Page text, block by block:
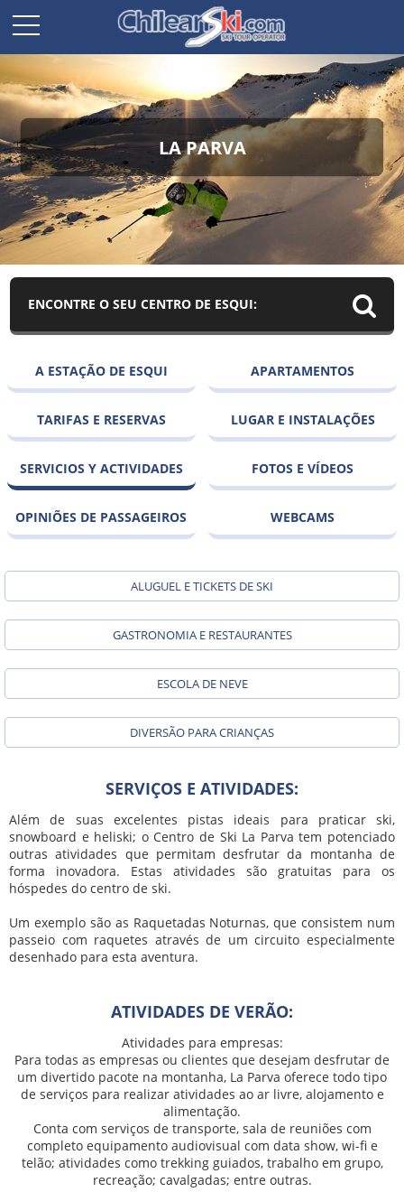
LA PARVA
ENCONTRE O SEU CENTRO DE ESQUI:
A ESTAÇÃO DE ESQUI APARTAMENTOS
TARIFAS E RESERVAS LUGAR E INSTALAÇÕES
SERVICIOS Y ACTIVIDADES FOTOS E VÍDEOS
OPINIÕES DE PASSAGEIROS WEBCAMS
ALUGUEL E TICKETS DE SKI
GASTRONOMIA E RESTAURANTES
ESCOLA DE NEVE
DIVERSÃO PARA CRIANÇAS
SERVIÇOS E ATIVIDADES:
Além de suas excelentes pistas ideais para praticar ski,
snowboard e heliski; o Centro de Ski La Parva tem potenciado
outras atividades que permitam desfrutar da montanha de
forma inovadora. Estas atividades são gratuitas para os
hóspedes do centro de ski.
Um exemplo são as Raquetadas Noturnas, que consistem num
passeio com raquetes através de um circuito especialmente
desenhado para esta aventura.
ATIVIDADES DE VERÃO:
Atividades para empresas:
Para todas as empresas ou clientes que desejam desfrutar de
um divertido pacote na montanha, La Parva oferece todo tipo
de serviços para realizar atividades ao ar livre, alojamento e
alimentação.
Conta com serviços de transporte, sala de reuniões com
completo equipamento audiovisual com data show, wi-fi e
telão; atividades como trekking guiados, trabalho em grupo,
recreação; cavalgadas; entre outras.